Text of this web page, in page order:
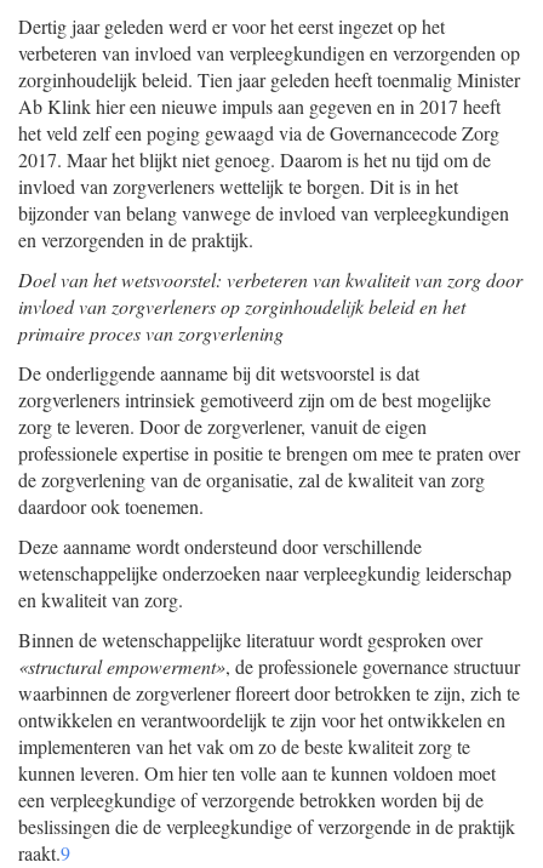
Dertig jaar geleden werd er voor het eerst ingezet op het
verbeteren van invloed van verpleegkundigen en verzorgenden op
zorginhoudelijk beleid. Tien jaar geleden heeft toenmalig Minister
Ab Klink hier een nieuwe impuls aan gegeven en in 2017 heeft
het veld zelf een poging gewaagd via de Governancecode Zorg
2017. Maar het blijkt niet genoeg. Daarom is het nu tijd om de
invloed van zorgverleners wettelijk te borgen. Dit is in het
bijzonder van belang vanwege de invloed van verpleegkundigen
en verzorgenden in de praktijk.
Doel van het wetsvoorstel: verbeteren van kwaliteit van zorg door
invloed van zorgverleners op zorginhoudelijk beleid en het
primaire proces van zorgverlening
De onderliggende aanname bij dit wetsvoorstel is dat
zorgverleners intrinsiek gemotiveerd zijn om de best mogelijke
zorg te leveren. Door de zorgverlener, vanuit de eigen
professionele expertise in positie te brengen om mee te praten over
de zorgverlening van de organisatie, zal de kwaliteit van zorg
daardoor ook toenemen.
Deze aanname wordt ondersteund door verschillende
wetenschappelijke onderzoeken naar verpleegkundig leiderschap
en kwaliteit van zorg.
Binnen de wetenschappelijke literatuur wordt gesproken over
«structural empowerment», de professionele governance structuur
waarbinnen de zorgverlener floreert door betrokken te zijn, zich te
ontwikkelen en verantwoordelijk te zijn voor het ontwikkelen en
implementeren van het vak om zo de beste kwaliteit zorg te
kunnen leveren. Om hier ten volle aan te kunnen voldoen moet
een verpleegkundige of verzorgende betrokken worden bij de
beslissingen die de verpleegkundige of verzorgende in de praktijk
raakt.9